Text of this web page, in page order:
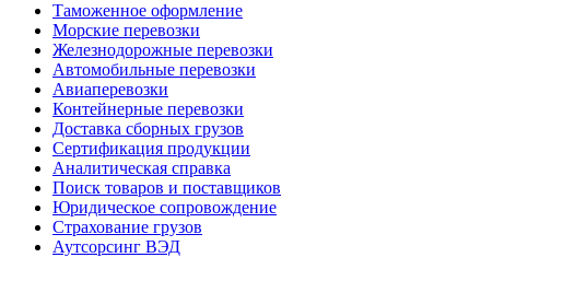
Таможенное оформление
Морские перевозки
Железнодорожные перевозки
Автомобильные перевозки
Авиаперевозки
Контейнерные перевозки
Доставка сборных грузов
Сертификация продукции
Аналитическая справка
Поиск товаров и поставщиков
Юридическое сопровождение
Страхование грузов
Аутсорсинг ВЭД